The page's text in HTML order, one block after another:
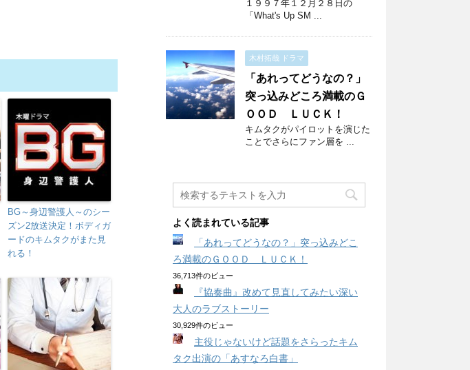
BG～身辺警護人～のシー
ズン2放送決定！ボディガ
ードのキムタクがまた見
れる！
１９９７年１２月２８日の
「What's Up SM ...
木村拓哉 ドラマ
「あれってどうなの？」
突っ込みどころ満載のＧ
ＯＯＤ ＬＵＣＫ！
キムタクがパイロットを演じた
ことでさらにファン層を ...
よく読まれている記事
「あれってどうなの？」突っ込みどこ
ろ満載のＧＯＯＤ ＬＵＣＫ！
36,713件のビュー
『協奏曲』改めて見直してみたい深い
大人のラブストーリー
30,929件のビュー
主役じゃないけど話題をさらったキム
タク出演の「あすなろ白書」